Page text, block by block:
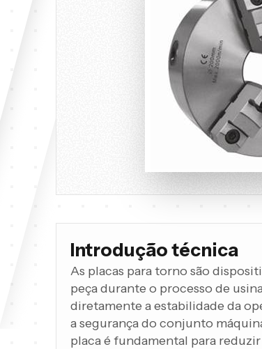
Introdução técnica
As placas para torno são
peça durante o processo de
diretamente a estabilidade da
a segurança do conjunto
placa é fundamental para